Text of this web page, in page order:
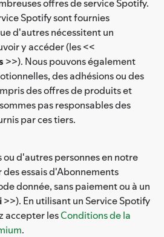
offres de service Spotify.
Spotify sont fournies
d'autres nécessitent un
y accéder (les <<
>>). Nous pouvons également
des adhésions ou des
des offres de produits et
pas responsables des
par ces tiers.
ou d'autres personnes en notre
essais d'Abonnements
donnée, sans paiement ou à un
>>). En utilisant un Service Spotify
accepter lesConditions de la
.